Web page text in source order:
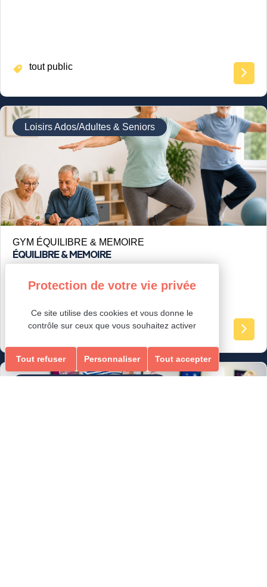
tout public
Loisirs Ados/Adultes & Seniors
GYM ÉQUILIBRE & MEMOIRE
ÉQUILIBRE & MEMOIRE
Ados-Adultes
Ce site utilise des cookies et vous donne le
contrôle sur ceux que vous souhaitez activer
Tout accepter
Tout refuser Personnaliser